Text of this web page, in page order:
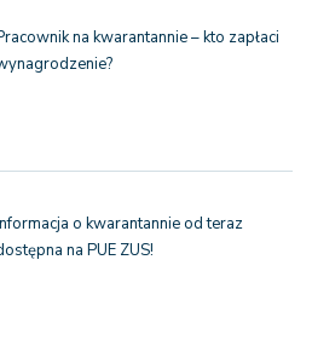
na kwarantannie – kto zapłaci
o kwarantannie od teraz
na PUE ZUS!